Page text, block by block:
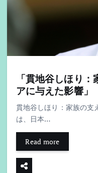
「貫地谷しほり
アに与えた影響」
貫地谷しほり：家族の支
は、日本…
Read more